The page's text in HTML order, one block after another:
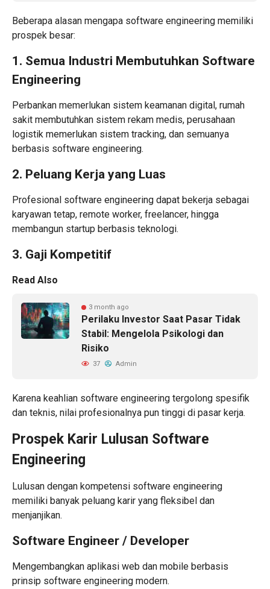
Beberapa alasan mengapa software engineering memiliki
prospek besar:
1. Semua Industri Membutuhkan Software
Engineering
Perbankan memerlukan sistem keamanan digital, rumah
sakit membutuhkan sistem rekam medis, perusahaan
logistik memerlukan sistem tracking, dan semuanya
berbasis software engineering.
2. Peluang Kerja yang Luas
Profesional software engineering dapat bekerja sebagai
karyawan tetap, remote worker, freelancer, hingga
membangun startup berbasis teknologi.
3. Gaji Kompetitif
Read Also
3 month ago
Perilaku Investor Saat Pasar Tidak
Stabil: Mengelola Psikologi dan
Risiko
37 Admin
Karena keahlian software engineering tergolong spesifik
dan teknis, nilai profesionalnya pun tinggi di pasar kerja.
Prospek Karir Lulusan Software
Engineering
Lulusan dengan kompetensi software engineering
memiliki banyak peluang karir yang fleksibel dan
menjanjikan.
Software Engineer / Developer
Mengembangkan aplikasi web dan mobile berbasis
prinsip software engineering modern.